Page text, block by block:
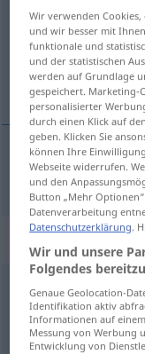
Übersicht aller
(Für mehr Details die
unvergleichlich,
unvergleichlich,
nonpareil
Übersicht aller
(Für mehr Details die
Wir verwenden
und wir besser mit
funktionale und
und der statistischen
werden auf Grundlage
gespeichert. Marketing-
personalisierter
durch einen Klick auf
geben. Klicken Sie
können Ihre
Webseite widerrufen.
und den
Button „Mehr
Datenverarbeitung
Datenschutzerklärung.
Wir und unsere
Folgendes
Genaue Geolocation-
Identifikation aktiv
Informationen auf
Messung von Werbung
Entwicklung von